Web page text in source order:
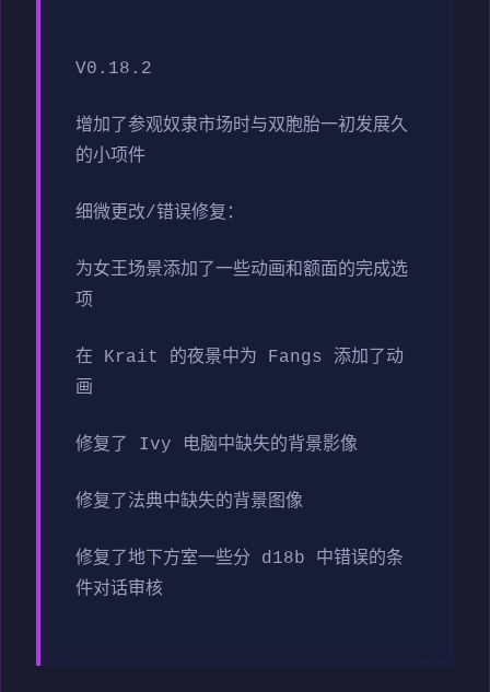
V0.18.2
增加了参观奴隶市场时与双胞胎一初发展久
的小项件
细微更改/错误修复：
为女王场景添加了一些动画和额面的完成选
项
在 Krait 的夜景中为 Fangs 添加了动
画
修复了 Ivy 电脑中缺失的背景影像
修复了法典中缺失的背景图像
修复了地下方室一些分 d18b 中错误的条
件对话审核